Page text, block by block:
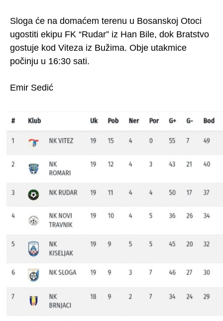
Sloga će na domaćem terenu u Bosanskoj Otoci
ugostiti ekipu FK “Rudar” iz Han Bile, dok Bratstvo
gostuje kod Viteza iz Bužima. Obje utakmice
počinju u 16:30 sati.
Emir Sedić